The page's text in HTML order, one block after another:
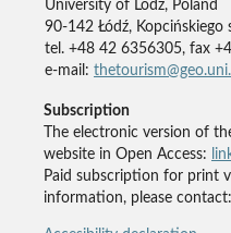
University of Lodz, Poland
90-142 Łódź, Kopcińskiego
tel. +48 42 6356305, fax
e-mail:
Subscription
The electronic version of
website in Open Access:
Paid subscription for print
information, please contact: